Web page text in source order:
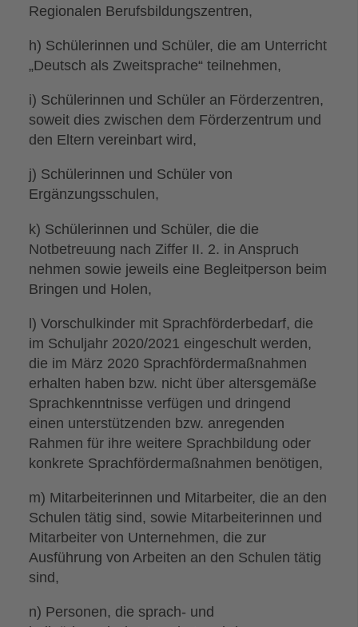
Regionalen Berufsbildungszentren,
h) Schülerinnen und Schüler, die am Unterricht
„Deutsch als Zweitsprache“ teilnehmen,
i) Schülerinnen und Schüler an Förderzentren,
soweit dies zwischen dem Förderzentrum und
den Eltern vereinbart wird,
j) Schülerinnen und Schüler von
Ergänzungsschulen,
k) Schülerinnen und Schüler, die die
Notbetreuung nach Ziffer II. 2. in Anspruch
nehmen sowie jeweils eine Begleitperson beim
Bringen und Holen,
l) Vorschulkinder mit Sprachförderbedarf, die
im Schuljahr 2020/2021 eingeschult werden,
die im März 2020 Sprachfördermaßnahmen
erhalten haben bzw. nicht über altersgemäße
Sprachkenntnisse verfügen und dringend
einen unterstützenden bzw. anregenden
Rahmen für ihre weitere Sprachbildung oder
konkrete Sprachfördermaßnahmen benötigen,
m) Mitarbeiterinnen und Mitarbeiter, die an den
Schulen tätig sind, sowie Mitarbeiterinnen und
Mitarbeiter von Unternehmen, die zur
Ausführung von Arbeiten an den Schulen tätig
sind,
n) Personen, die sprach- und